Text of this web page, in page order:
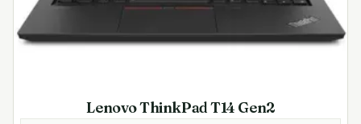
Lenovo ThinkPad T14 Gen2